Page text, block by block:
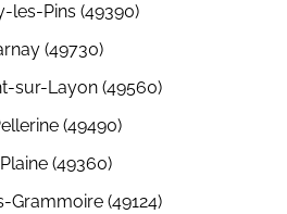
les-Pins (49390)
(49730)
sur-Layon (49560)
(49490)
(49360)
Grammoire (49124)